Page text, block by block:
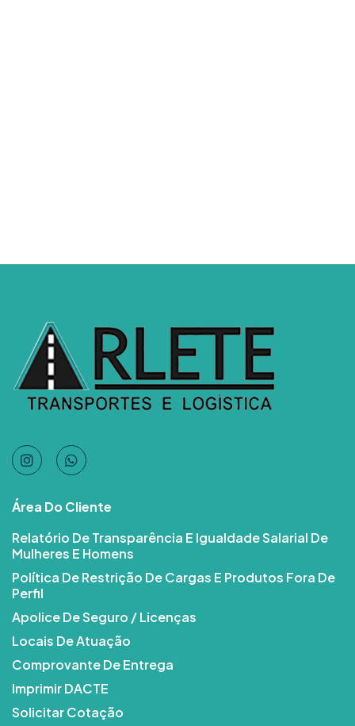
Área Do Cliente
Relatório De Transparência E Igualdade Salarial De
Mulheres E Homens
Política De Restrição De Cargas E Produtos Fora De
Perfil
Apolice De Seguro / Licenças
Locais De Atuação
Comprovante De Entrega
Imprimir DACTE
Solicitar Cotação